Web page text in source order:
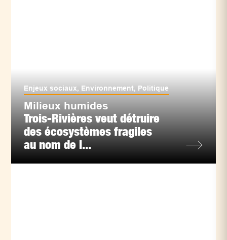
Enjeux sociaux, Environnement, Politique
Milieux humides
Trois-Rivières veut détruire
des écosystèmes fragiles
au nom de l...